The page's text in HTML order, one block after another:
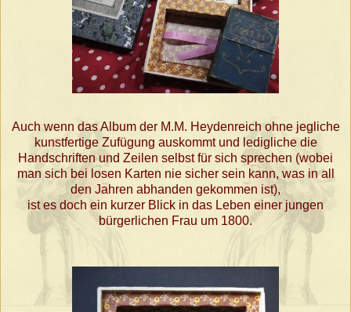
Auch wenn das Album der M.M. Heydenreich ohne jegliche
kunstfertige Zufügung auskommt und ledigliche die
Handschriften und Zeilen selbst für sich sprechen (wobei
man sich bei losen Karten nie sicher sein kann, was in all
den Jahren abhanden gekommen ist),
ist es doch ein kurzer Blick in das Leben einer jungen
bürgerlichen Frau um 1800.